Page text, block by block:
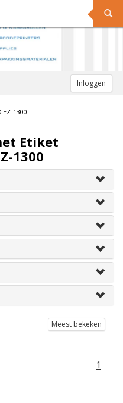
Inloggen
EZ-1300
Etiket
1300
Meest bekeken
1